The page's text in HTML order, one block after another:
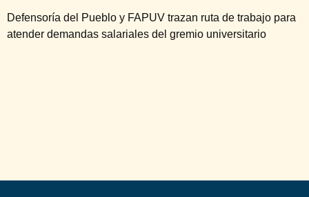
Defensoría del Pueblo y FAPUV trazan ruta de trabajo para
atender demandas salariales del gremio universitario